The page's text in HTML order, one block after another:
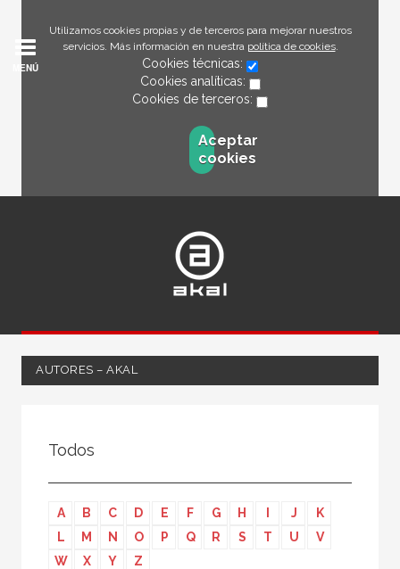
Utilizamos cookies propias y de terceros para mejorar nuestros
servicios. Más información en nuestra política de cookies.
Cookies técnicas:
Cookies analíticas:
Cookies de terceros:
Aceptar
cookies
MENÚ
AUTORES – AKAL
Editor
Todos
A B C D E F G H J
K
L
M N O P Q R S T U
V
W
X Y Z